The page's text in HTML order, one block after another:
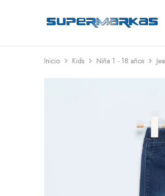
SuperMarkas
Ropa
Envío
gratis*
Inicio Kids Niña 1 - 18 años